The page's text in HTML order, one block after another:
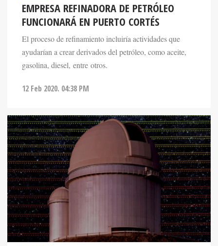
EMPRESA REFINADORA DE PETRÓLEO
FUNCIONARÁ EN PUERTO CORTÉS
El proceso de refinamiento incluiría actividades que
ayudarían a crear derivados del petróleo, como aceite,
gasolina, diesel, entre otros.
12 Feb 2020. 04:38 PM